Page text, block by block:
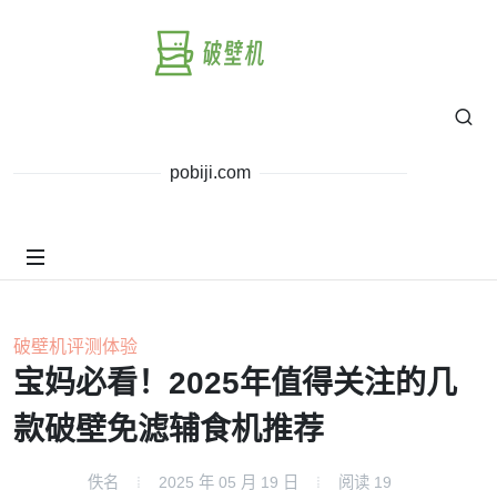
pobiji.com
破壁机评测体验
宝妈必看！2025年值得关注的几
款破壁免滤辅食机推荐
佚名 2025 年 05 月 19 日 阅读 19